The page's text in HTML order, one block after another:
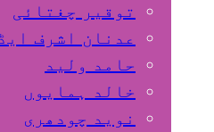
توقیر چغتائی
عدنان اشرف
حامد ولید
خالد ہمایوں
نوید چودھری